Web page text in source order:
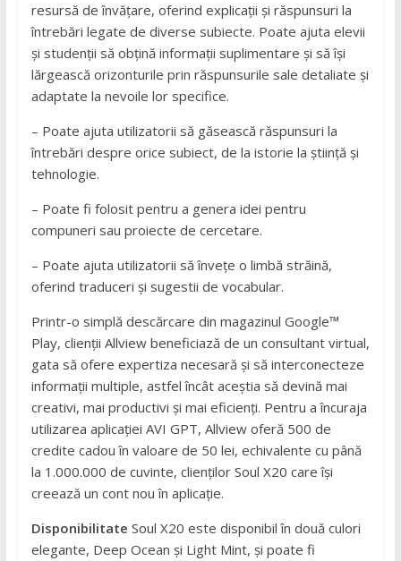
resursă de învățare, oferind explicații și răspunsuri la
întrebări legate de diverse subiecte. Poate ajuta elevii
și studenții să obțină informații suplimentare și să își
lărgească orizonturile prin răspunsurile sale detaliate și
adaptate la nevoile lor specifice.
– Poate ajuta utilizatorii să găsească răspunsuri la
întrebări despre orice subiect, de la istorie la știință și
tehnologie.
– Poate fi folosit pentru a genera idei pentru
compuneri sau proiecte de cercetare.
– Poate ajuta utilizatorii să învețe o limbă străină,
oferind traduceri și sugestii de vocabular.
Printr-o simplă descărcare din magazinul Google™
Play, clienții Allview beneficiază de un consultant virtual,
gata să ofere expertiza necesară și să interconecteze
informații multiple, astfel încât aceștia să devină mai
creativi, mai productivi și mai eficienți. Pentru a încuraja
utilizarea aplicației AVI GPT, Allview oferă 500 de
credite cadou în valoare de 50 lei, echivalente cu până
la 1.000.000 de cuvinte, clienților Soul X20 care își
creează un cont nou în aplicație.
Disponibilitate Soul X20 este disponibil în două culori
elegante, Deep Ocean și Light Mint, și poate fi